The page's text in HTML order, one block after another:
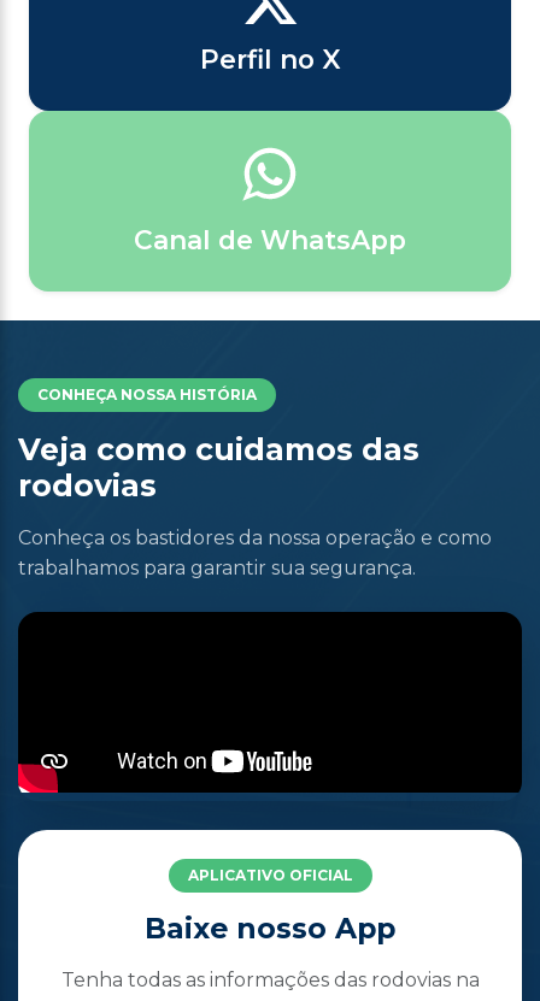
Perfil no X
Canal de WhatsApp
CONHEÇA NOSSA HISTÓRIA
Veja como cuidamos das
rodovias
Conheça os bastidores da nossa operação e como
trabalhamos para garantir sua segurança.
APLICATIVO OFICIAL
Baixe nosso App
Tenha todas as informações das rodovias na